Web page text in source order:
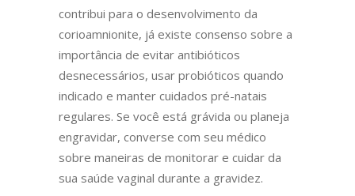
contribui para o desenvolvimento da
corioamnionite, já existe consenso sobre a
importância de evitar antibióticos
desnecessários, usar probióticos quando
indicado e manter cuidados pré-natais
regulares. Se você está grávida ou planeja
engravidar, converse com seu médico
sobre maneiras de monitorar e cuidar da
sua saúde vaginal durante a gravidez.